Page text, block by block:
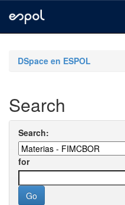
navigationDSpace en ESPOL
Search
Search:
for